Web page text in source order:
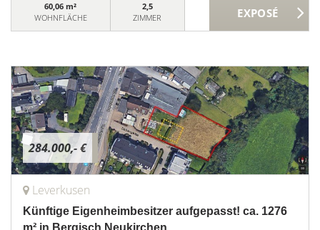
60,06 m²
WOHNFLÄCHE
2,5
ZIMMER
284.000,- €
Leverkusen
Künftige Eigenheimbesitzer aufgepasst! ca. 1276
m² in Bergisch Neukirchen